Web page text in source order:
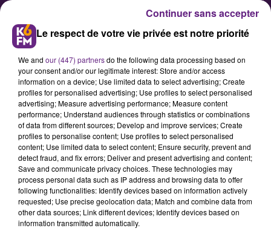
Parc photovoltaïque des Grandes
Terres : coup d’envoi des travaux
La Société d’Économie Mixte Locale
(SEML) Côte-d’Or Énergies, GEG
EneR et la commune de
Labergement-lès-Seurre ont donné
Le respect de votre vie privée est notre priorité
We and our (447) partnersdo the following data processing based on
your consent and/or our legitimate interest: Store and/or access
information on a device; Use limited data to select advertising; Create
profiles for personalised advertising; Use profiles to select personalised
advertising; Measure advertising performance; Measure content
performance; Understand audiences through statistics or combinations
of data from different sources; Develop and improve services; Create
profiles to personalise content; Use profiles to select personalised
content; Use limited data to select content; Ensure security, prevent and
detect fraud, and fix errors; Deliver and present advertising and content;
Save and communicate privacy choices. These technologies may
process personal data such as IP address and browsing data to offer
following functionalities: Identify devices based on information actively
requested; Use precise geolocation data; Match and combine data from
other data sources; Link different devices; Identify devices based on
information transmitted automatically.
Continuer sans accepter